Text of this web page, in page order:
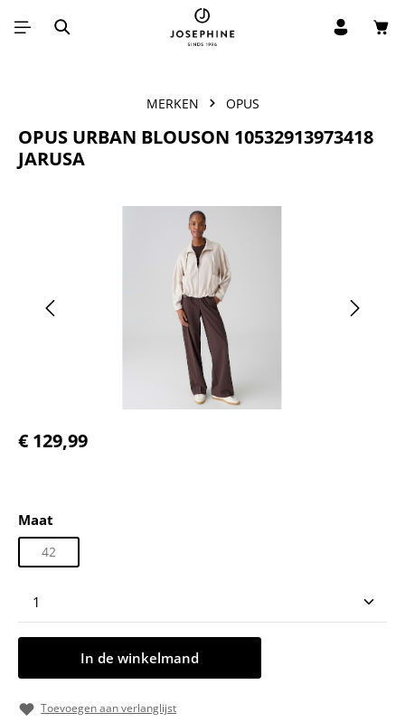
Ga naar de hoofdinhoud
MERKEN OPUS
OPUS URBAN BLOUSON 10532913973418
JARUSA
Normale prijs:
€ 129,99
Selecteer
Maat
42
Producthoeveelheid: Voer de gewenste
In de winkelmand
Toevoegen aan verlanglijst